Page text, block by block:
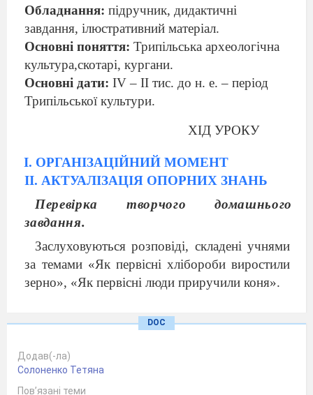
Обладнання: підручник, дидактичні
завдання, ілюстративний матеріал.
Основні поняття: Трипільська археологічна
культура,скотарі, кургани.
Основні дати: ІV– ІІ тис. до н. е. – період
Трипільської культури.
ХІД УРОКУ
І. ОРГАНІЗАЦІЙНИЙ МОМЕНТ
II. АКТУАЛІЗАЦІЯ ОПОРНИХ ЗНАНЬ
Перевірка творчого домашнього
завдання.
Заслуховуються розповіді, складені учнями
за темами «Як первісні хлібороби виростили
зерно», «Як первісні люди приручили коня».
Відтворити на дошці схеми, що
опрацьовувалися на попередньому уроці:
«Господарство, що ґрунтується на
виробництві», «Розвиток людського
DOC
Додав(-ла)
Солоненко Тетяна
Пов’язані теми